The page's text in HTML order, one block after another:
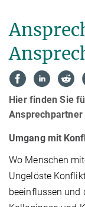
Hier finden Sie
Umgang mit
Wo Menschen
Ungelöste
beeinflussen